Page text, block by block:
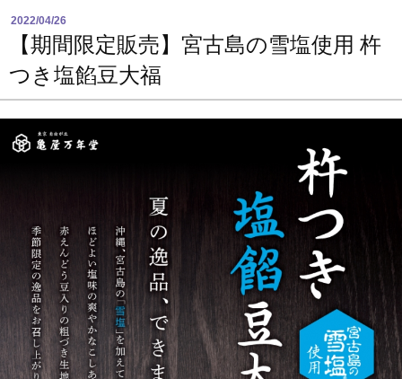
2022/04/26
【期間限定販売】宮古島の雪塩使用 杵
つき塩餡豆大福